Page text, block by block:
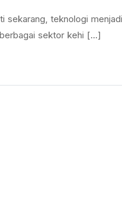
sekarang, teknologi
sektor kehi [...]